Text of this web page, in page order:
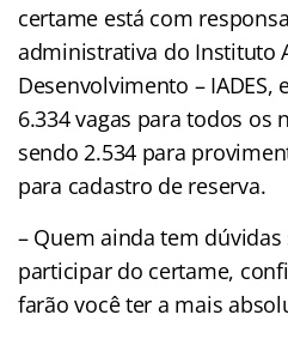
certame está com
administrativa do Instituto
Desenvolvimento –
6.334 vagas para todos os
sendo 2.534 para
para cadastro de reserva.
– Quem ainda tem
participar do certame,
farão você ter a mais